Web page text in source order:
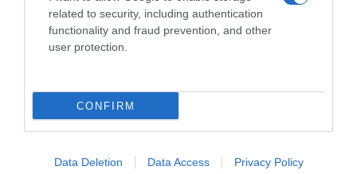
related to security, including authentication
functionality and fraud prevention, and other
user protection.
CONFIRM
Data Deletion Data Access Privacy Policy